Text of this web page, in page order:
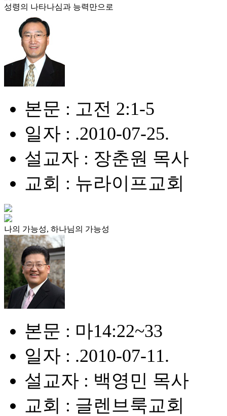
성령의 나타나심과 능력만으로
본문 : 고전 2:1-5
일자 : .2010-07-25.
설교자 : 장춘원 목사
교회 : 뉴라이프교회
나의 가능성, 하나님의 가능성
본문 : 마14:22~33
일자 : .2010-07-11.
설교자 : 백영민 목사
교회 : 글렌브룩교회